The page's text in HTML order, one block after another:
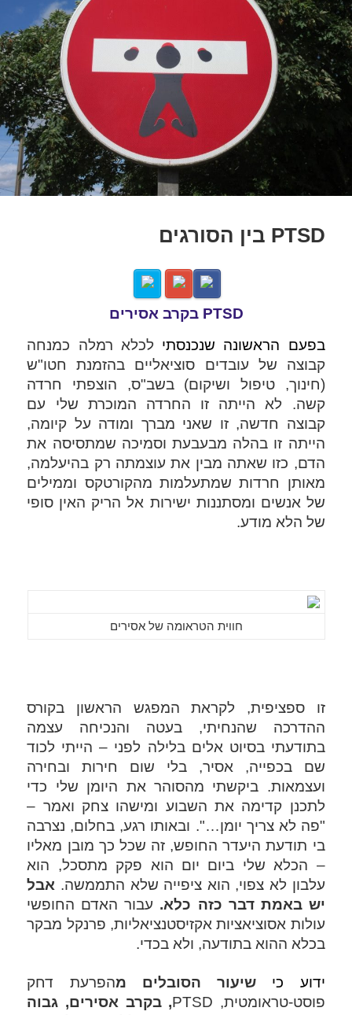
PTSD בין הסורגים
PTSD בקרב אסירים
בפעם הראשונה שנכנסתי לכלא רמלה
קבוצה של עובדים סוציאליים בהזמנת
חטו"ש
הייתה זו בהלה מבעבעת וסמיכה שמתסיסה את
של הלא מודע.
חווית הטראומה של אסירים
זו ספציפית, לקראת המפגש הראשון בקורס
ההדרכה שהנחיתי, בעטה וה
בתודעתי בסיוט אלים בלילה לפני – הייתי לכוד
לתכנן קדימה את השבוע ומישהו צחק ואמר –
– הכלא שלי ביום יום הוא פקק מתסכל, הוא
עלבון לא צפוי, הוא ציפייה שלא התממשה.
אבל
יש באמת דבר כזה כלא.
עולות אסוציאציות אקזיסטנציאליות, פרנקל מבקר
בכלא ההוא בתודעה, ולא בכדי.
ידוע כי שיעור הסובלים מ
פוסט-טראומטית, PTSD